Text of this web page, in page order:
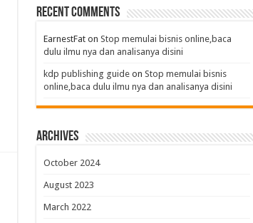
Recent Comments
EarnestFaton Stop memulai bisnis online,baca
dulu ilmu nya dan analisanya disini
kdp publishing guideon Stop memulai bisnis
online,baca dulu ilmu nya dan analisanya disini
Archives
October 2024
August 2023
March 2022